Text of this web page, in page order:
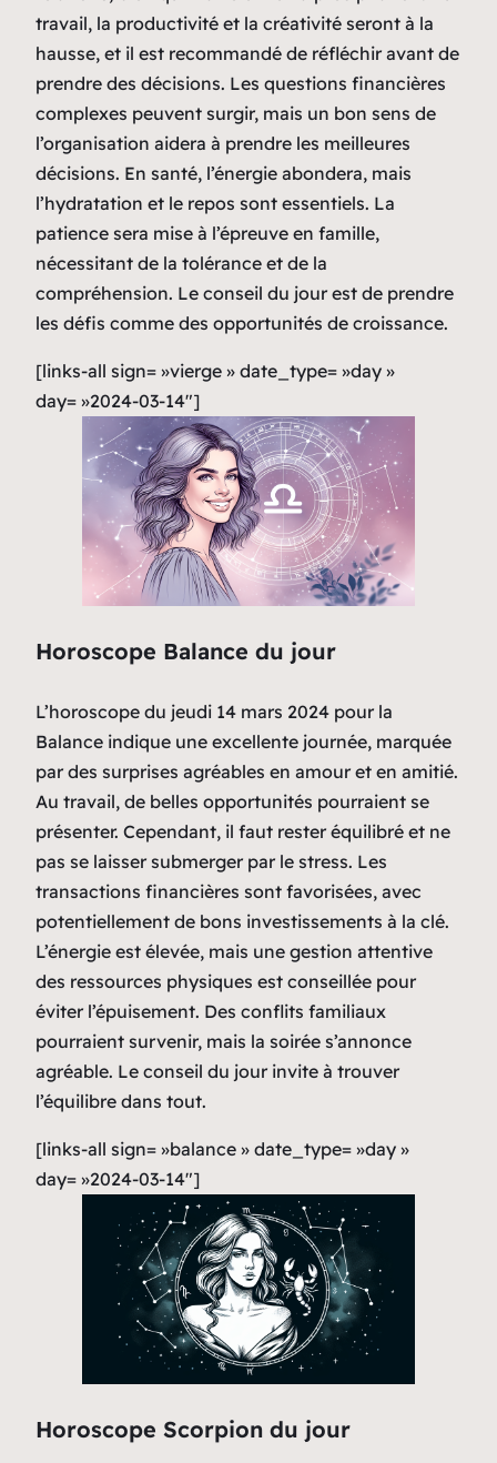
travail, la productivité et la créativité seront à la
hausse, et il est recommandé de réfléchir avant de
prendre des décisions. Les questions financières
complexes peuvent surgir, mais un bon sens de
l’organisation aidera à prendre les meilleures
décisions. En santé, l’énergie abondera, mais
l’hydratation et le repos sont essentiels. La
patience sera mise à l’épreuve en famille,
nécessitant de la tolérance et de la
compréhension. Le conseil du jour est de prendre
les défis comme des opportunités de croissance.
[links-all sign= »vierge » date_type= »day »
day= »2024-03-14″]
Horoscope Balance du jour
L’horoscope du jeudi 14 mars 2024 pour la
Balance indique une excellente journée, marquée
par des surprises agréables en amour et en amitié.
Au travail, de belles opportunités pourraient se
présenter. Cependant, il faut rester équilibré et ne
pas se laisser submerger par le stress. Les
transactions financières sont favorisées, avec
potentiellement de bons investissements à la clé.
L’énergie est élevée, mais une gestion attentive
des ressources physiques est conseillée pour
éviter l’épuisement. Des conflits familiaux
pourraient survenir, mais la soirée s’annonce
agréable. Le conseil du jour invite à trouver
l’équilibre dans tout.
[links-all sign= »balance » date_type= »day »
day= »2024-03-14″]
Horoscope Scorpion du jour